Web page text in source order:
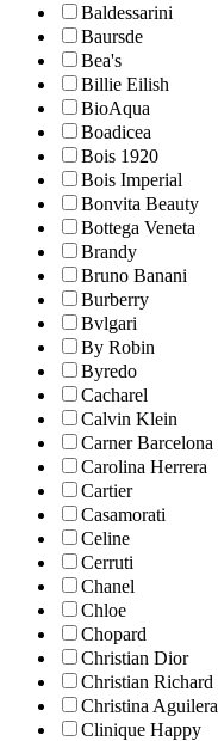
Baldessarini
Baursde
Bea's
Billie Eilish
BioAqua
Boadicea
Bois 1920
Bois Imperial
Bonvita Beauty
Bottega Veneta
Brandy
Bruno Banani
Burberry
Bvlgari
By Robin
Byredo
Cacharel
Calvin Klein
Carner Barcelona
Carolina Herrera
Cartier
Casamorati
Celine
Cerruti
Chanel
Chloe
Chopard
Christian Dior
Christian Richard
Christina Aguilera
Clinique Happy